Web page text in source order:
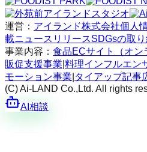
運営： アイランド株式会社個人
載ニュースリリースSDGsの取
事業内容： 食品ECサイト（オン
販促支援事業 料理インフルエン
モーション事業 タイアップ記事
(C) Ai-LAND Co.,Ltd. All rights
AI相談